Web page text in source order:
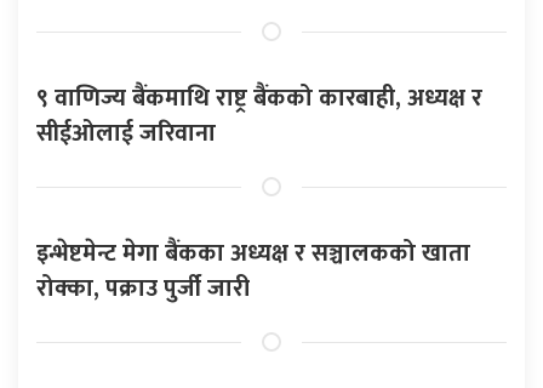
९ वाणिज्य बैंकमाथि राष्ट्र बैंकको कारबाही, अध्यक्ष र
सीईओलाई जरिवाना
इन्भेष्टमेन्ट मेगा बैंकका अध्यक्ष र सञ्चालकको खाता
रोक्का, पक्राउ पुर्जी जारी